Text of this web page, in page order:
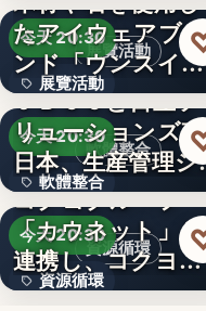
展覽活動
今天 20:30
展覽活動
50
たアイウェアブラ
ンド「ウンスイキ
ョウ」の…
軟體整合
今天 20:30
軟體整合
670
ＪＢＣＣと日立ソ
リューションズ東
日本、生産管理シ
ステム「…
資源循環
今天 20:30
資源循環
コクヨグループ
「カウネット」と
連携し、コクヨグ
ループで排…
CINCA、対話ガ